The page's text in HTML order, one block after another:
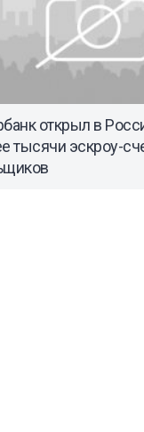
открыл в
тысячи эскроу-